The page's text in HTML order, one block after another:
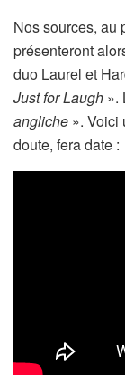
Nos sources, au
présenteront
duo Laurel et
Just for Laugh ».
angliche ». Voici
doute, fera date :